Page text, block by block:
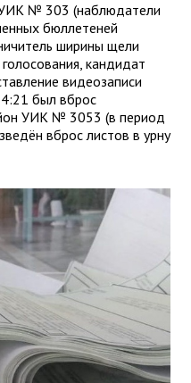
№ 303 (наблюдатели
бюллетеней
ширины щели
кандидат
видеозаписи
был вброс
УИК № 3053 (в период
вброс листов в урну